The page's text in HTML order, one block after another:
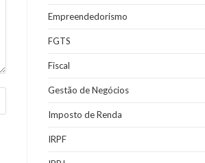
Empreendedorismo
FGTS
Fiscal
Gestão de Negócios
Imposto de Renda
IRPF